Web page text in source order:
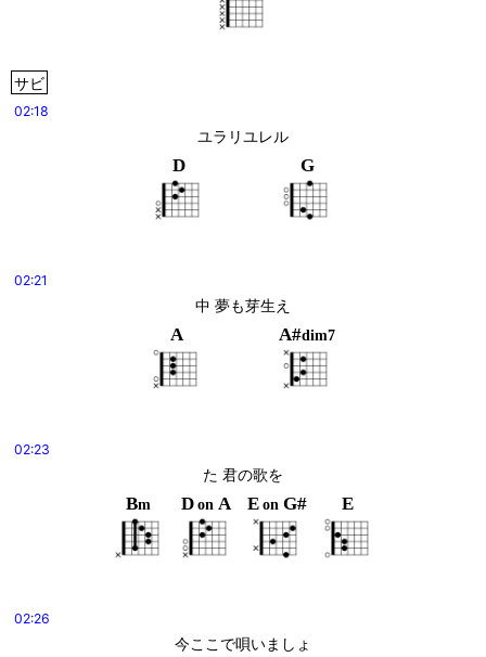
サビ
02:18
ユラリユレル
D G
02:21
中 夢も芽生え
A A#dim7
02:23
た 君の歌を
Bm D on A E on G# E
02:26
今ここで唄いましょ